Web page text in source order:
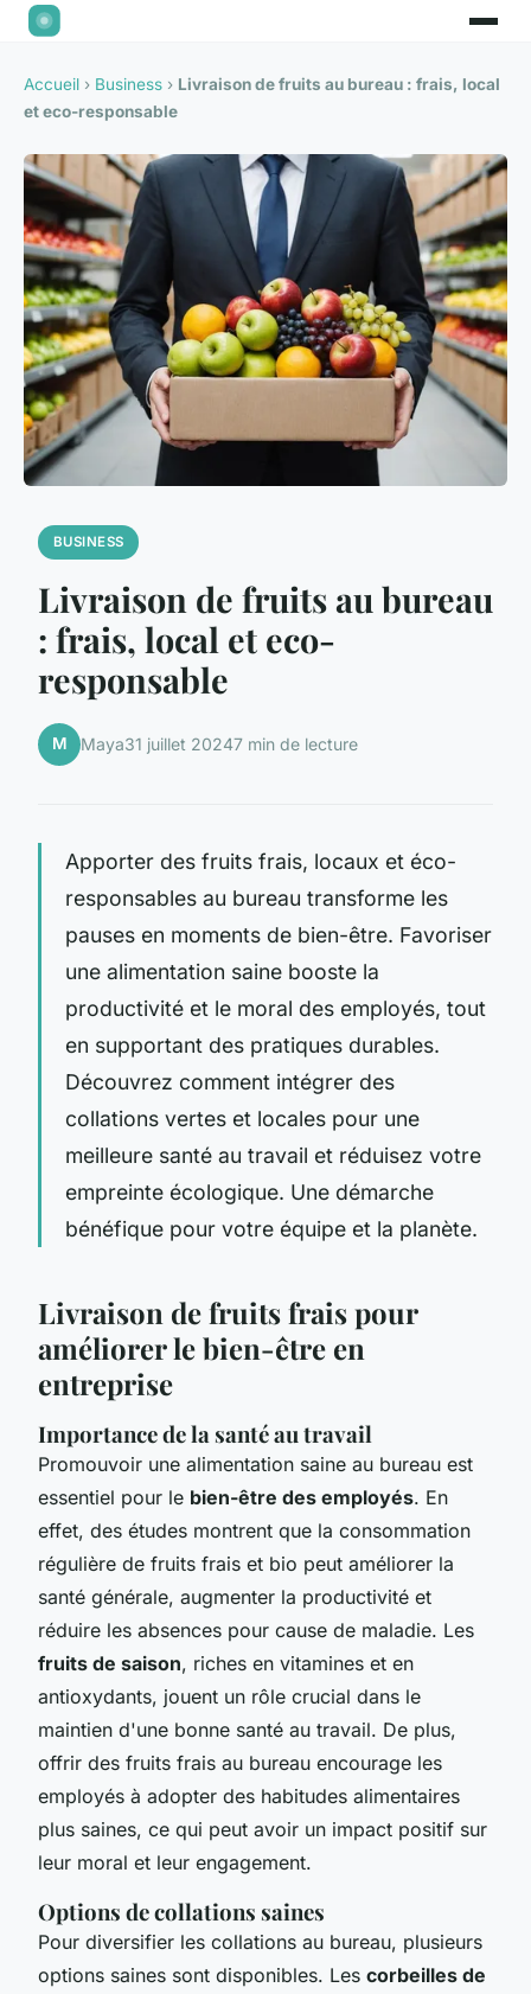
Accueil › Business › Livraison de fruits au bureau : frais, local
et eco-responsable
BUSINESS
Livraison de fruits au bureau
: frais, local et eco-
responsable
M Maya31 juillet 20247 min de lecture
Apporter des fruits frais, locaux et éco-
responsables au bureau transforme les
pauses en moments de bien-être. Favoriser
une alimentation saine booste la
productivité et le moral des employés, tout
en supportant des pratiques durables.
Découvrez comment intégrer des
collations vertes et locales pour une
meilleure santé au travail et réduisez votre
empreinte écologique. Une démarche
bénéfique pour votre équipe et la planète.
Livraison de fruits frais pour
améliorer le bien-être en
entreprise
Importance de la santé au travail
Promouvoir une alimentation saine au bureau est
essentiel pour le bien-être des employés. En
effet, des études montrent que la consommation
régulière de fruits frais et bio peut améliorer la
santé générale, augmenter la productivité et
réduire les absences pour cause de maladie. Les
fruits de saison, riches en vitamines et en
antioxydants, jouent un rôle crucial dans le
maintien d'une bonne santé au travail. De plus,
offrir des fruits frais au bureau encourage les
employés à adopter des habitudes alimentaires
plus saines, ce qui peut avoir un impact positif sur
leur moral et leur engagement.
Options de collations saines
Pour diversifier les collations au bureau, plusieurs
options saines sont disponibles. Les corbeilles de